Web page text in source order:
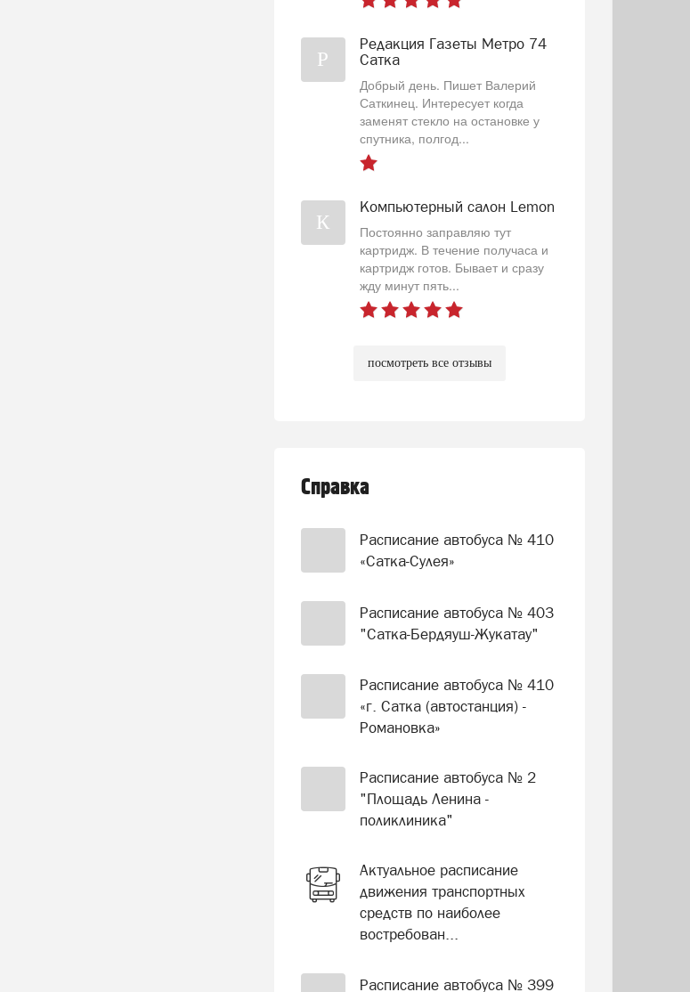
Р
Редакция Газеты Метро 74
Сатка
Добрый день. Пишет Валерий
Саткинец. Интересует когда
заменят стекло на остановке у
спутника, полгод...
К
Компьютерный салон Lemon
Постоянно заправляю тут
картридж. В течение получаса и
картридж готов. Бывает и сразу
жду минут пять...
посмотреть все отзывы
Справка
Расписание автобуса № 410
«Сатка-Сулея»
Расписание автобуса № 403
"Сатка-Бердяуш-Жукатау"
Расписание автобуса № 410
«г. Сатка (автостанция) -
Романовка»
Расписание автобуса № 2
"Площадь Ленина -
поликлиника"
Актуальное расписание
движения транспортных
средств по наиболее
востребован...
Расписание автобуса № 399